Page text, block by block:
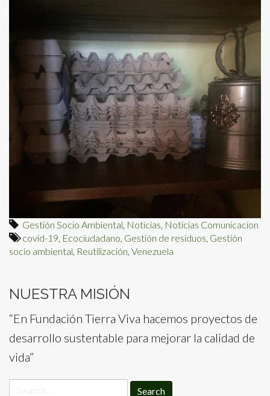
Gestión Socio Ambiental, Noticias, Noticias Comunicacion
covid-19, Ecociudadano, Gestión de residuos, Gestión
socio ambiental, Reutilización, Venezuela
NUESTRA MISIÓN
“En Fundación Tierra Viva hacemos proyectos de
desarrollo sustentable para mejorar la calidad de
vida”